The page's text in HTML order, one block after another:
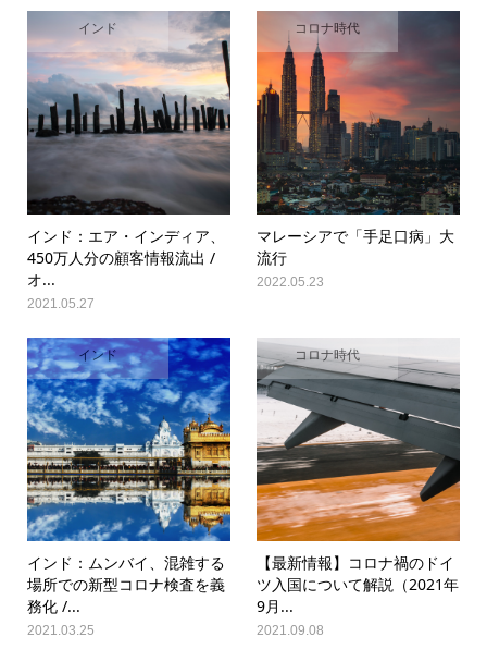
インド
インド：エア・インディア、
450万人分の顧客情報流出 /
オ...
2021.05.27
コロナ時代
マレーシアで「手足口病」大
流行
2022.05.23
インド
インド：ムンバイ、混雑する
場所での新型コロナ検査を義
務化 /...
2021.03.25
コロナ時代
【最新情報】コロナ禍のドイ
ツ入国について解説（2021年
9月...
2021.09.08